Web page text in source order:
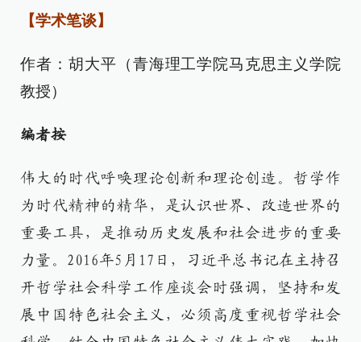
【学术笔谈】
作者：胡大平（青海理工学院马克思主义学院
教授）
编者按
伟大的时代呼唤理论创新和理论创造。哲学作
为时代精神的精华，是认识世界、改造世界的
重要工具，是推动历史发展和社会进步的重要
力量。2016年5月17日，习近平总书记在主持召
开哲学社会科学工作座谈会时强调，坚持和发
展中国特色社会主义，必须高度重视哲学社会